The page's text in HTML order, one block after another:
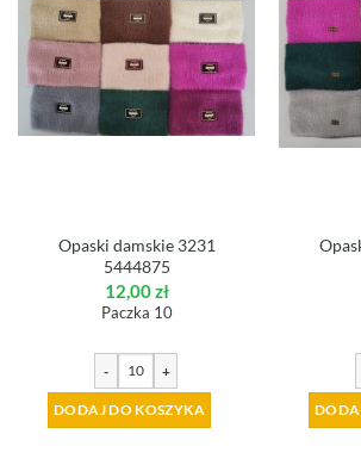
Opaski damskie 3231
5444875
12,00zł
Paczka 10
- +
DODAJ DO KOSZYKA